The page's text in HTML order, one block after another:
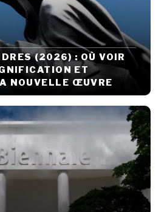
(2026) : OÙ VOIR
ET
NOUVELLE ŒUVRE